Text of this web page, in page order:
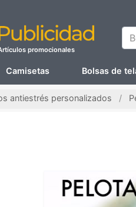
promocionales
Camisetas Bolsas de
antiestrés personalizados